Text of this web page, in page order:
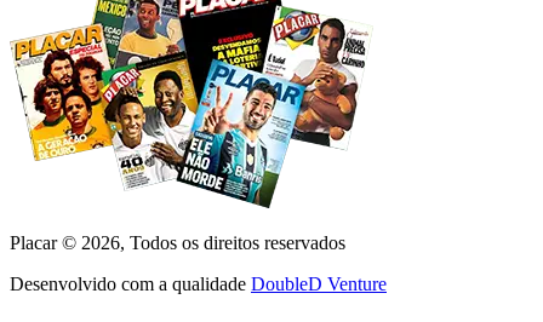
Placar © 2026, Todos os direitos reservados
Desenvolvido com a qualidade DoubleD Venture